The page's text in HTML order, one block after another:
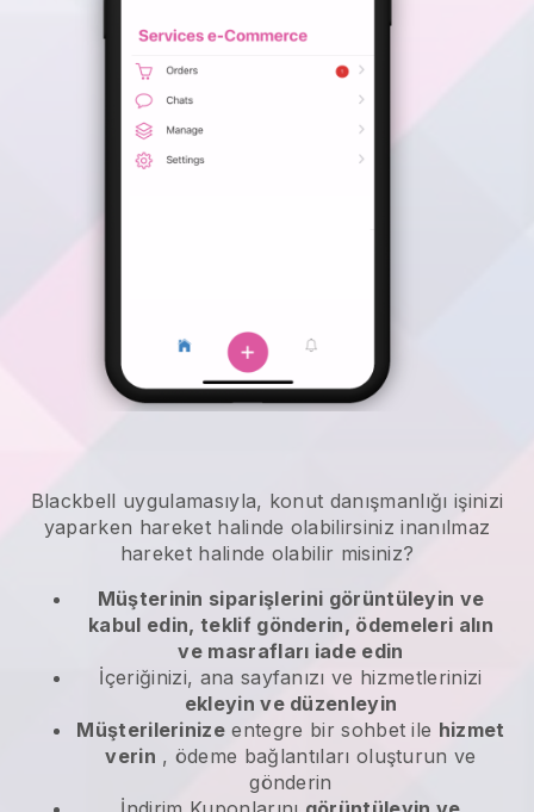
Blackbell uygulamasıyla, konut danışmanlığı işinizi
yaparken hareket halinde olabilirsiniz inanılmaz
hareket halinde olabilir misiniz?
Müşterinin siparişlerini görüntüleyin ve
kabul edin, teklif gönderin, ödemeleri alın
ve masrafları iade edin
İçeriğinizi, ana sayfanızı ve hizmetlerinizi
ekleyin ve düzenleyin
Müşterilerinize entegre bir sohbet ile hizmet
verin , ödeme bağlantıları oluşturun ve
gönderin